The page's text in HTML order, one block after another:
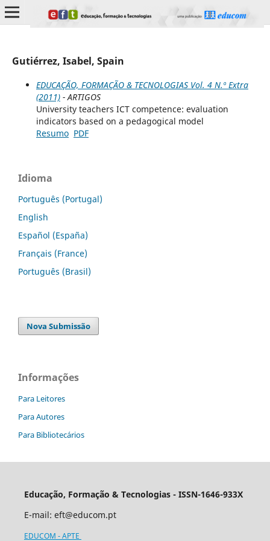
Gutiérrez, Isabel, Spain
EDUCAÇÃO, FORMAÇÃO & TECNOLOGIAS Vol. 4 N.º Extra
(2011)- ARTIGOS
University teachers ICT competence: evaluation
indicators based on a pedagogical model
Resumo PDF
Idioma
Português (Portugal)
English
Español (España)
Français (France)
Português (Brasil)
Nova Submissão
Informações
Para Leitores
Para Autores
Para Bibliotecários
Educação, Formação & Tecnologias - ISSN-1646-933X
E-mail: eft@educom.pt
EDUCOM - APTE